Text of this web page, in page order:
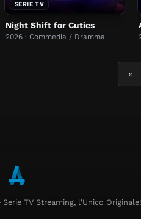
SERIE TV
Night Shift for Cuties
2026 · Commedia / Dramma
«
TV Streaming, l'Unico Originale!